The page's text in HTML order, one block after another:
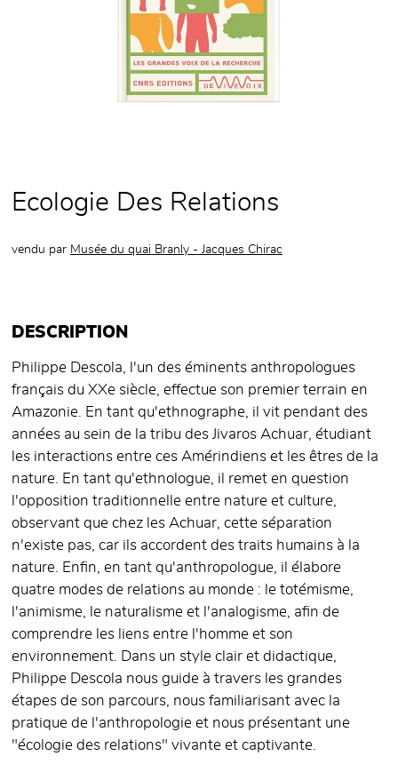
Ecologie Des Relations
vendu par Musée du quai Branly - Jacques Chirac
DESCRIPTION
Philippe Descola, l'un des éminents anthropologues
français du XXe siècle, effectue son premier terrain en
Amazonie. En tant qu'ethnographe, il vit pendant des
années au sein de la tribu des Jivaros Achuar, étudiant
les interactions entre ces Amérindiens et les êtres de la
nature. En tant qu'ethnologue, il remet en question
l'opposition traditionnelle entre nature et culture,
observant que chez les Achuar, cette séparation
n'existe pas, car ils accordent des traits humains à la
nature. Enfin, en tant qu'anthropologue, il élabore
quatre modes de relations au monde : le totémisme,
l'animisme, le naturalisme et l'analogisme, afin de
comprendre les liens entre l'homme et son
environnement. Dans un style clair et didactique,
Philippe Descola nous guide à travers les grandes
étapes de son parcours, nous familiarisant avec la
pratique de l'anthropologie et nous présentant une
"écologie des relations" vivante et captivante.